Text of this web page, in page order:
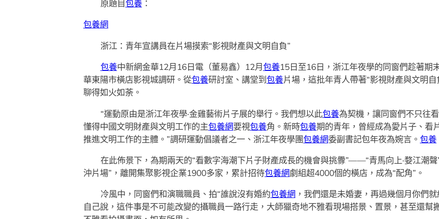
原題目包養：
包養網
浙江：青年宣講員在片場摸索“影視財產與文明自負”
包養中新網金華12月16日電（董易鑫）12月包養15日至16日，浙江年夜學的同窗們趁著期
華東陽市橫店影視城調研。從包養研討室、講堂到包養片場，這批年青人帶著“影視財產與文明
聊得如火如荼。
“運動原由是浙江年夜學·金雞藝術片子展的舉行。我們想以此包養為契機，讓同窗們不只往
懂得中國文明財產與文明工作的主包養網要視包養角。新時包養期的青年，曾經成為愛片子、看
推進文明工作的主體。”調研運動倡議者之一、浙江年夜學團包養網委副書記包年夜為婉言。 包養
在此佈景下，為期兩天的“看數字海潮下片子財產成長的機會與挑釁”——“青馬向上·婺江潮
沖片場”，離開集聚影視企業1900多家，累計招待包養網劇組超4000個的橫店，成為“配角”。
冷風中，同窗們和演職職員、拍“誰說沒有婚約包養網 ，我們還是未婚妻，再過幾個月你們
自己說，這件事是不可能改變的攝職員一路行走，大師獵奇地不雅看現場搭景、置景，甚至還幫